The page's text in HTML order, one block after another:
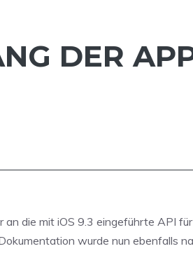
DER
die mit iOS 9.3 eingeführte API
wurde nun ebenfalls